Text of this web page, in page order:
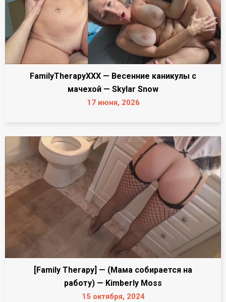
FamilyTherapyXXX — Весенние каникулы с
мачехой — Skylar Snow
17 июня, 2026
[Family Therapy] — (Мама собирается на
работу) — Kimberly Moss
15 октября, 2024